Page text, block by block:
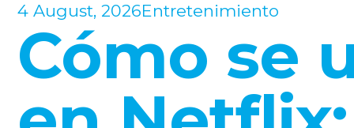
4 August, 2026Entretenimiento
Cómo se